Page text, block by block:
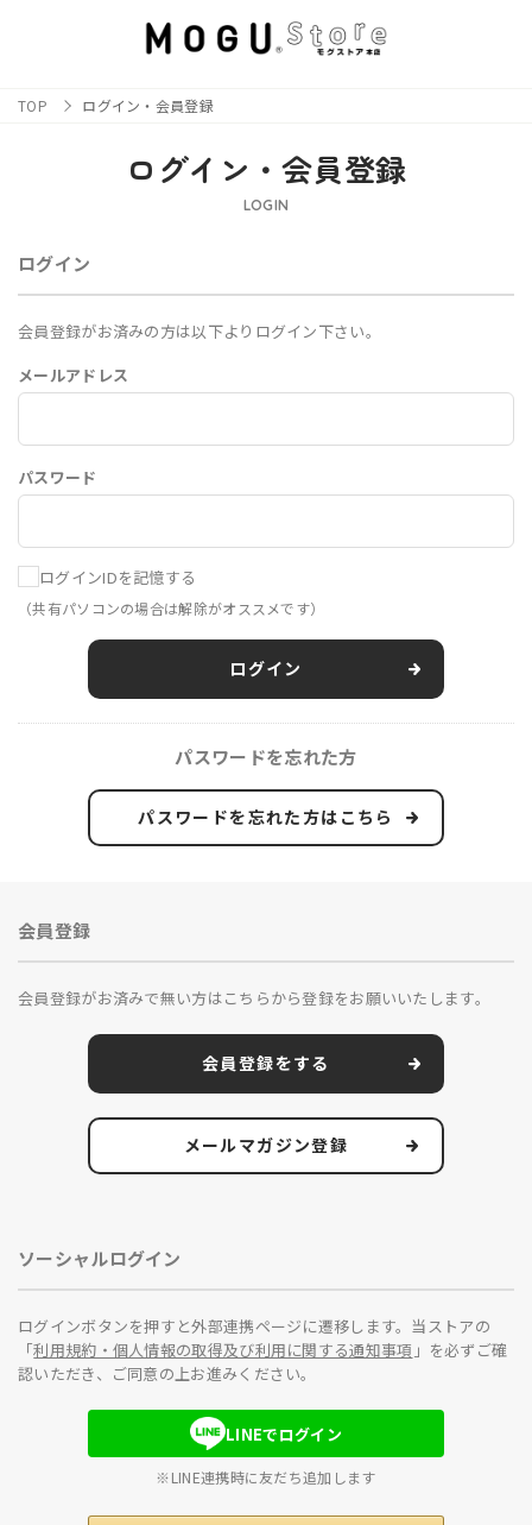
TOP ログイン・会員登録
ログイン・会員登録
LOGIN
ログイン
会員登録がお済みの方は以下よりログイン下さい。
メールアドレス
パスワード
ログインIDを記憶する
（共有パソコンの場合は解除がオススメです）
ログイン
パスワードを忘れた方
パスワードを忘れた方はこちら
会員登録
会員登録がお済みで無い方はこちらから登録をお願いいたします。
会員登録をする
メールマガジン登録
ソーシャルログイン
ログインボタンを押すと外部連携ページに遷移します。当ストアの
「利用規約・個人情報の取得及び利用に関する通知事項 」を必ずご確
認いただき、ご同意の上お進みください。
LINEでログイン
※LINE連携時に友だち追加します